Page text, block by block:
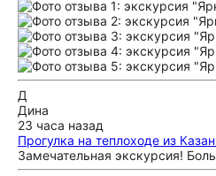
Д
Дина
23 часа назад
Прогулка на теплоходе из
Замечательная экскурсия!